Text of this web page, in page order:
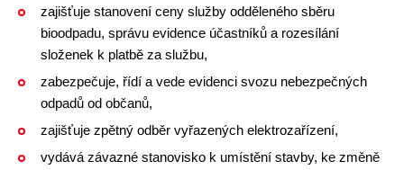
zajišťuje stanovení ceny služby odděleného sběru
bioodpadu, správu evidence účastníků a rozesílání
složenek k platbě za službu,
zabezpečuje, řídí a vede evidenci svozu nebezpečných
odpadů od občanů,
zajišťuje zpětný odběr vyřazených elektrozařízení,
vydává závazné stanovisko k umístění stavby, ke změně